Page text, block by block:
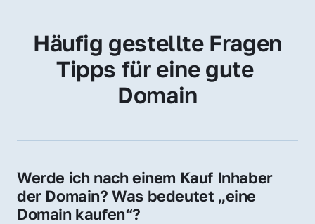
Häufig gestellte Fragen
Tipps für eine gute
Domain
Werde ich nach einem Kauf Inhaber
der Domain? Was bedeutet „eine
Domain kaufen“?